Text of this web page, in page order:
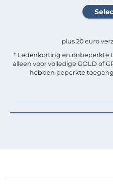
plus 20 euro
* Ledenkorting en onbeperkte
alleen voor volledige GOLD of
hebben beperkte